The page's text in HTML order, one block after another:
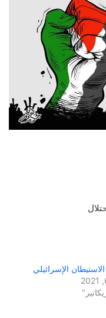
الإسرائيلي